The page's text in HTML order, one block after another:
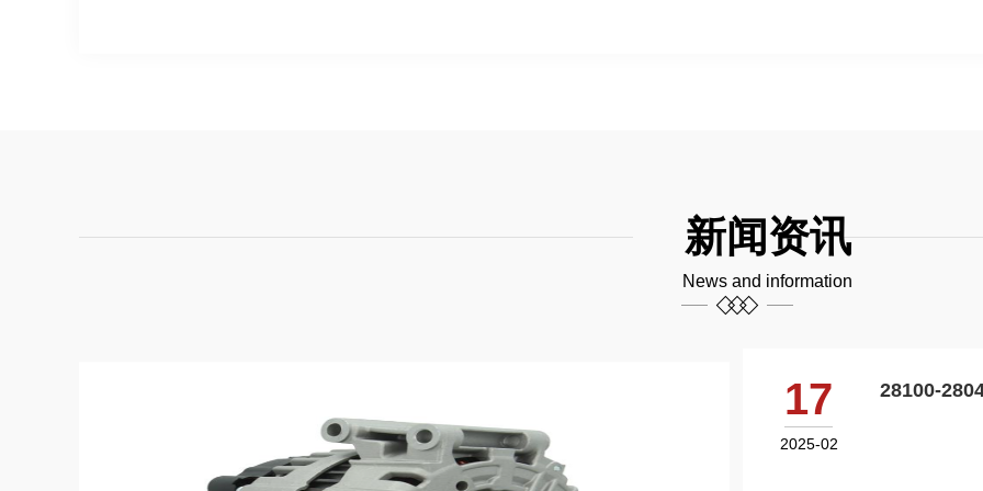
我们坚持采用OEM旧件，并以之为起点
ISO9001:2008管理体系认证）和产品
能，不适合组装的部件被替换为新部件
足“東田质量”标准，为客户提供稳定、
新闻资讯
News and information
17
2025-02
28100-